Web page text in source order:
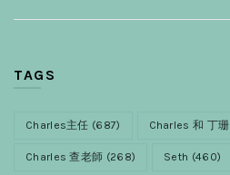
TAGS
Charles主任 (687) Charles 和 丁珊
Charles 查老師 (268) Seth (460)